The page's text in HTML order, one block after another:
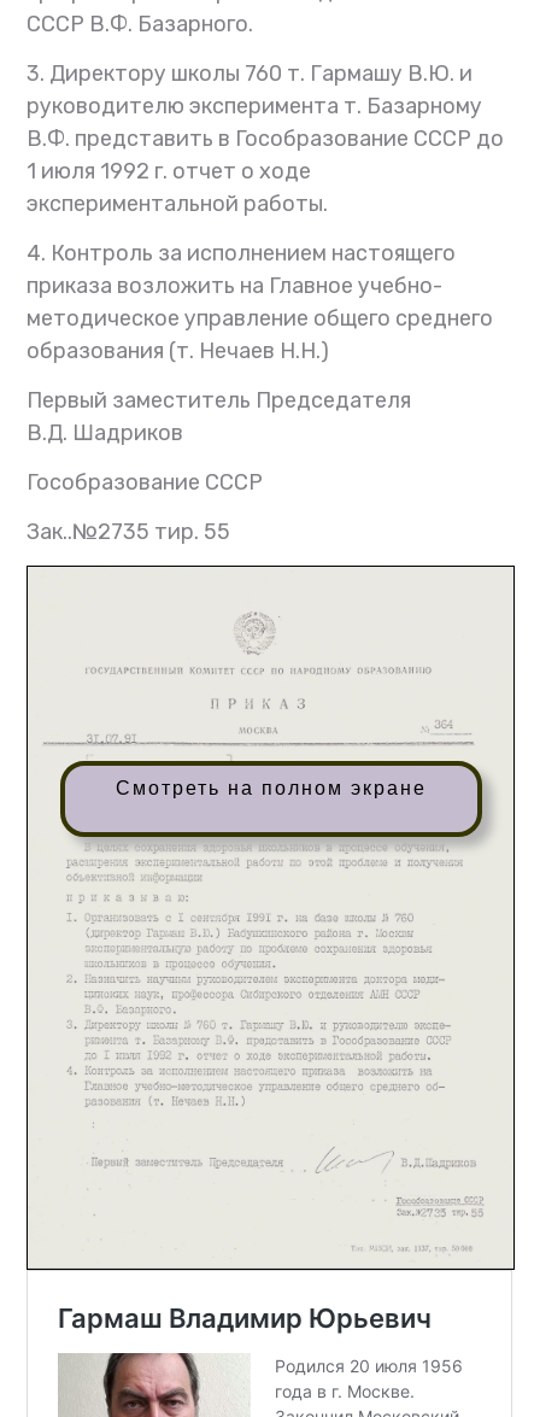
СССР В.Ф. Базарного.
3. Директору школы 760 т. Гармашу В.Ю. и
руководителю эксперимента т. Базарному
В.Ф. представить в Гособразование СССР до
1 июля 1992 г. отчет о ходе
экспериментальной работы.
4. Контроль за исполнением настоящего
приказа возложить на Главное учебно-
методическое управление общего среднего
образования (т. Нечаев Н.Н.)
Первый заместитель Председателя
В.Д. Шадриков
Гособразование СССР
Зак..№2735 тир. 55
Смотреть на полном экране